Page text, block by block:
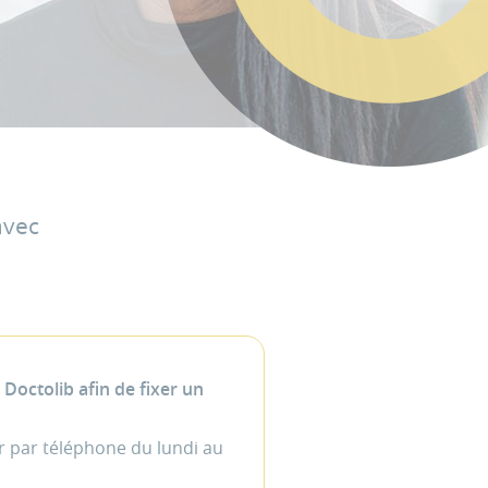
afin de fixer un
par téléphone du lundi au